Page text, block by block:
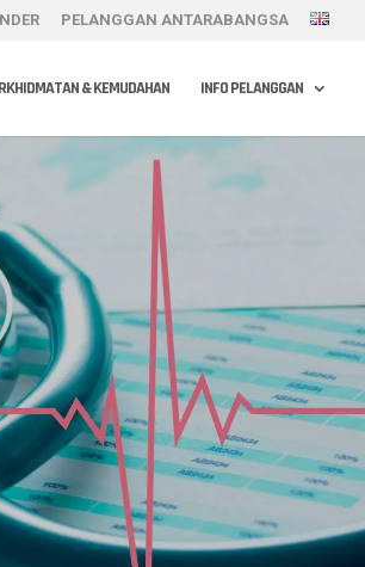
PELANGGAN ANTARABANGSA
& KEMUDAHAN INFO PELANGGAN